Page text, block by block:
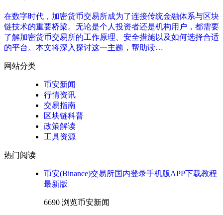
在数字时代，加密货币交易所成为了连接传统金融体系与区块
链技术的重要桥梁。无论是个人投资者还是机构用户，都需要
了解加密货币交易所的工作原理、安全措施以及如何选择合适
的平台。本文将深入探讨这一主题，帮助读…
网站分类
币安新闻
行情资讯
交易指南
区块链科普
政策解读
工具资源
热门阅读
币安(Binance)交易所国内登录手机版APP下载教程
最新版
6690 浏览币安新闻